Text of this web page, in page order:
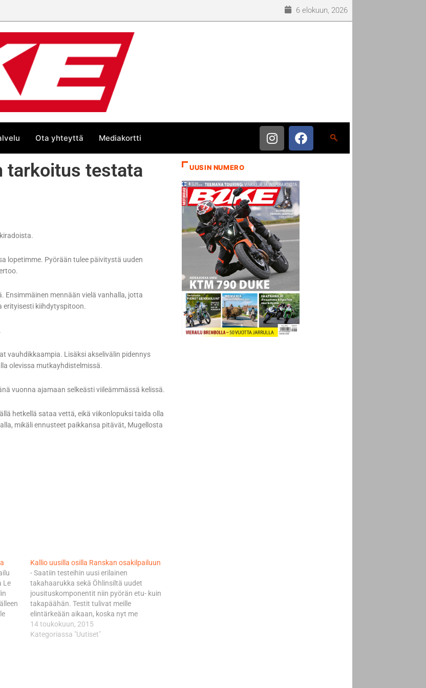
6 elokuun, 2026
Ota yhteyttä Mediakortti
tarkoitus testata
lopetimme. Pyörään tulee päivitystä uuden
mennään vielä vanhalla, jotta
erityisesti kiihdytyspitoon.
vauhdikkaampia. Lisäksi akselivälin pidennys
olevissa mutkayhdistelmissä.
vuonna ajamaan selkeästi viileämmässä kelissä.
hetkellä sataa vettä, eikä viikonlopuksi taida olla
mikäli ennusteet paikkansa pitävät, Mugellosta
Le
Kallio uusilla osilla Ranskan osakilpailuun
- Saatiin testeihin uusi erilainen
takahaarukka sekä Öhlinsiltä uudet
jousituskomponentit niin pyörän etu- kuin
takapäähän. Testit tulivat meille
elintärkeään aikaan, koska nyt me
päästiin hieromaan alkukauden
säätöongelmia pariksi päiväksi ihan
14 toukokuun, 2015
Kategoriassa "Uutiset"
UUSIN NUMERO